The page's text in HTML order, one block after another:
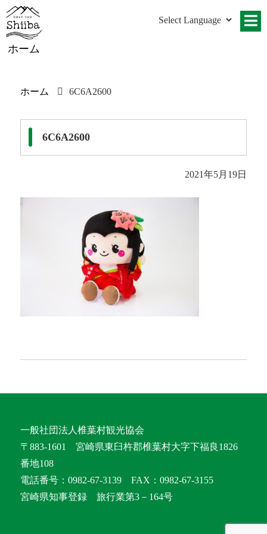
ホーム
ホーム 6C6A2600
6C6A2600
2021年5月19日
一般社団法人椎葉村観光協会
〒883-1601 宮崎県東臼杵郡椎葉村大字下福良1826
番地108
電話番号：0982-67-3139 FAX：0982-67-3155
宮崎県知事登録 旅行業第3－164号